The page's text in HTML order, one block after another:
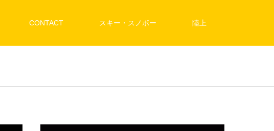
CONTACT スキー・スノボー 陸上